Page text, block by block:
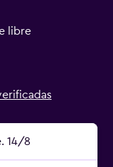
libre
14/8